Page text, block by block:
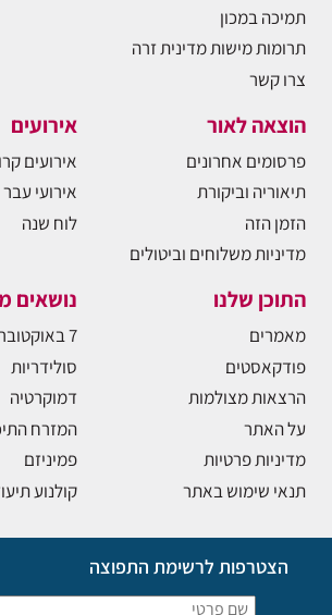
תמיכה במכון
תרומות מישות מדינית זרה
צרו קשר
הוצאה לאור
פרסומים אחרונים
תיאוריה וביקורת
הזמן הזה
מדיניות משלוחים וביטולים
אירועים
אירועים
אירועי עבר
לוח שנה
התוכן שלנו
מאמרים
פודקאסטים
הרצאות מצולמות
על האתר
מדיניות פרטיות
תנאי שימוש באתר
נושאים
7 באוקטובר
סולידריות
דמוקרטיה
המזרח
פמיניזם
קולנוע
הצטרפות לרשימת התפוצה